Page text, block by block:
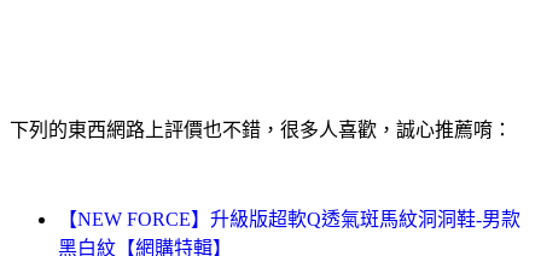
下列的東西網路上評價也不錯，很多人喜歡，誠心推薦唷：
【NEW FORCE】升級版超軟Q透氣斑馬紋洞洞鞋-男款
黑白紋【網購特輯】